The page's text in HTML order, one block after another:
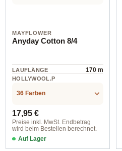
MAYFLOWER
Anyday Cotton 8/4
LAUFLÄNGE 170 m
HOLLYWOOL.P
.LABEL.MATERI
36 Farben
Regulärer Preis:
17,95 €
Preise inkl. MwSt. Endbetrag
wird beim Bestellen berechnet.
Auf Lager
Farbe 002 naturweiß